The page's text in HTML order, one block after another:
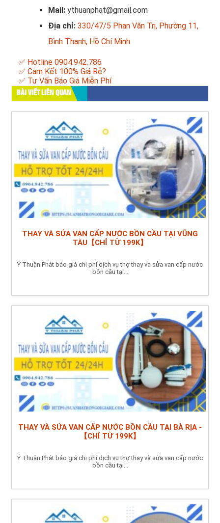
Mail: ythuanphat@gmail.com
Địa chỉ: 330/47/5 Phan Văn Trị, Phường 11,
Bình Thạnh, Hồ Chí Minh
✅ Hotline 0904.942.786
✅ Cam Kết 100% Giá Rẻ?
✅ Tư Vấn Báo Giá Miễn Phí
BÀI VIẾT LIÊN QUAN
THAY VÀ SỬA VAN CẤP NƯỚC BỒN CẦU TẠI VŨNG
TÀU【CHỈ TỪ 199K】
Ý Thuận Phát báo giá chi phí dịch vụ thợ thay và sửa van cấp nước
bồn cầu tại...
THAY VÀ SỬA VAN CẤP NƯỚC BỒN CẦU TẠI BÀ RỊA -
【CHỈ TỪ 199K】
Ý Thuận Phát báo giá chi phí dịch vụ thợ thay và sửa van cấp nước
bồn cầu tại...